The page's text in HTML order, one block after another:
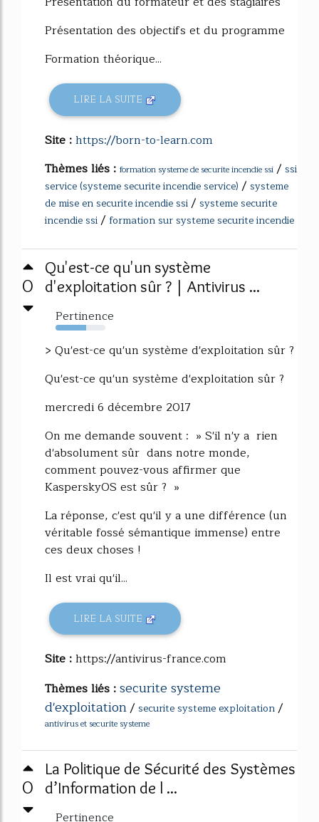
Présentation des objectifs et du programme
Formation théorique...
LIRE LA SUITE
Site :https://born-to-learn.com
Thèmes liés : formation systeme de securite incendie ssi / ssi
service (systeme securite incendie service) / systeme
de mise en securite incendie ssi/ systeme securite
incendie ssi/ formation sur systeme securite incendie
0
Qu'est-ce qu'un système
d'exploitation sûr ? | Antivirus ...
Pertinence
61%
> Qu'est-ce qu'un système d'exploitation sûr ?
Qu'est-ce qu'un système d'exploitation sûr ?
mercredi 6 décembre 2017
On me demande souvent : » S'il n'y a rien
d'absolument sûr dans notre monde,
comment pouvez-vous affirmer que
KasperskyOS est sûr ? »
La réponse, c'est qu'il y a une différence (un
véritable fossé sémantique immense) entre
ces deux choses !
Il est vrai qu'il...
LIRE LA SUITE
Site :https://antivirus-france.com
Thèmes liés :securite systeme
d'exploitation/ securite systeme exploitation/
antivirus et securite systeme
0
La Politique de Sécurité des Systèmes
d’Information de l ...
Pertinence